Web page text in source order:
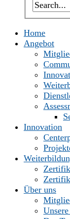
Home
Angebot
Innovation
Über uns